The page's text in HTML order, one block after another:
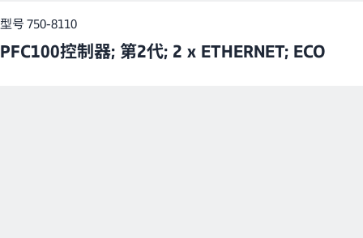
型号 750-8110
PFC100控制器; 第2代; 2 x ETHERNET; ECO